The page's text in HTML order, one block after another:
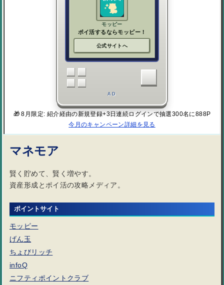
モッピー
ポイ活するならモッピー！
公式サイトへ
AD
🎁 8月限定: 紹介経由の新規登録+3日連続ログインで抽選300名に888P
今月のキャンペーン詳細を見る
マネモア
賢く貯めて、賢く増やす。
資産形成とポイ活の攻略メディア。
ポイントサイト
モッピー
げん玉
ちょびリッチ
infoQ
ニフティポイントクラブ